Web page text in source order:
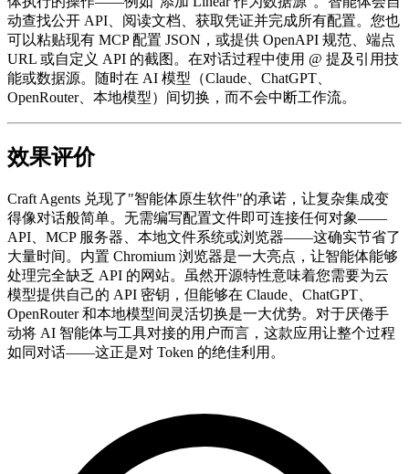
动查找公开 API、阅读文档、获取凭证并完成所有配置。您也
可以粘贴现有 MCP 配置 JSON，或提供 OpenAPI 规范、端点
URL 或自定义 API 的截图。在对话过程中使用 @ 提及引用技
能或数据源。随时在 AI 模型（Claude、ChatGPT、
OpenRouter、本地模型）间切换，而不会中断工作流。
效果评价
Craft Agents 兑现了"智能体原生软件"的承诺，让复杂集成变
得像对话般简单。无需编写配置文件即可连接任何对象——
API、MCP 服务器、本地文件系统或浏览器——这确实节省了
大量时间。内置 Chromium 浏览器是一大亮点，让智能体能够
处理完全缺乏 API 的网站。虽然开源特性意味着您需要为云
模型提供自己的 API 密钥，但能够在 Claude、ChatGPT、
OpenRouter 和本地模型间灵活切换是一大优势。对于厌倦手
动将 AI 智能体与工具对接的用户而言，这款应用让整个过程
如同对话——这正是对 Token 的绝佳利用。